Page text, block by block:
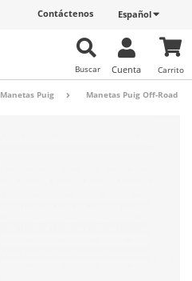
Español
Contáctenos
Carrito
Cuenta
Buscar
Manetas Puig Manetas Puig Off-Road